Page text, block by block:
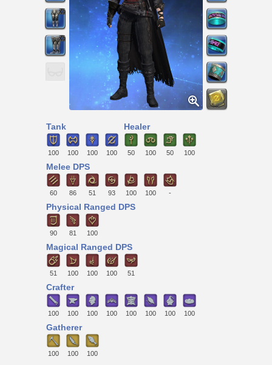
Tank
100 100 100 100
Healer
50 100 50 100
Melee DPS
60 86 51 93 100 100 -
Physical Ranged DPS
90 81 100
Magical Ranged DPS
51 100 100 100 51
Crafter
100 100 100 100 100 100 100 100
Gatherer
100 100 100